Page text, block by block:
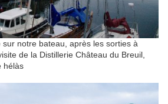
notre bateau, après les sorties à
de la Distillerie Château du Breuil,
hélàs